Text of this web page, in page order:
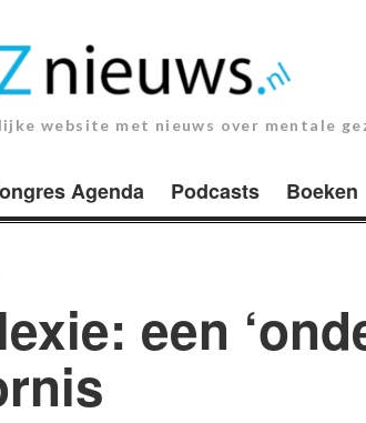
website met nieuws over mentale
Agenda Podcasts Boeken
een